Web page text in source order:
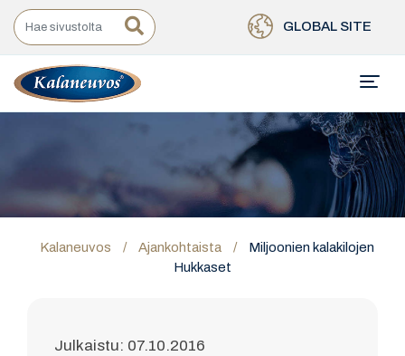
GLOBAL SITE
Kalaneuvos / Ajankohtaista /
Miljoonien kalakilojen
Hukkaset
Julkaistu: 07.10.2016